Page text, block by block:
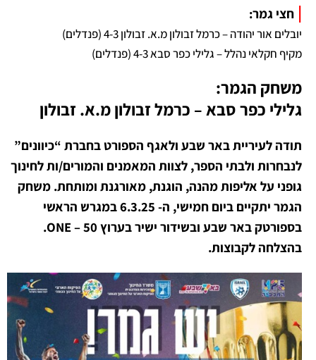
| חצי גמר:
יובלים אור יהודה – כרמל זבולון מ.א. זבולון 4-3 (פנדלים)
מקיף חקלאי נהלל – גלילי כפר סבא 4-3 (פנדלים)
משחק הגמר:
גלילי כפר סבא – כרמל זבולון מ.א. זבולון
תודה לעיריית באר שבע ולאגף הספורט בחברת “כיוונים”
לנבחרות ולבתי הספר, לצוות המאמנים והמורים/ות לחינוך
גופני על אליפות מהנה, הוגנת, מאורגנת ומותחת. משחק
הגמר יתקיים ביום חמישי, ה- 6.3.25 במגרש הראשי
בספורטק באר שבע ובשידור ישיר בערוץ 50 – ONE.
בהצלחה לקבוצות.